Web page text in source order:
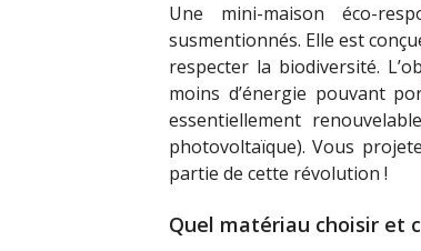
Une mini-maison éco-
susmentionnés. Elle est
respecter la biodiversité.
moins d’énergie pouvant
essentiellement
photovoltaïque). Vous
partie de cette révolution !
Quel matériau choisir et